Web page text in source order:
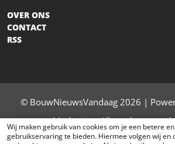
Wij maken gebruik van cookies om je een betere
gebruikservaring te bieden. Hiermee volgen wij
OVER ONS
CONTACT
RSS
© BouwNieuwsVandaag 2026 |
Marketing - Alle rechten
contact|privacy|